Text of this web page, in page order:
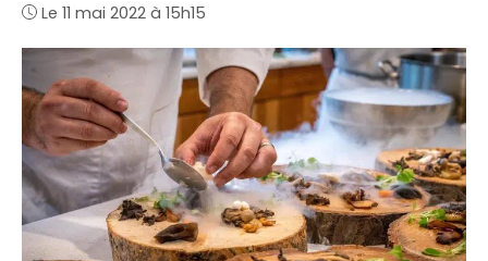
Le 11 mai 2022 à 15h15